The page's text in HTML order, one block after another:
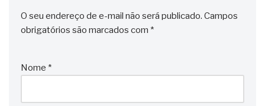
O seu endereço de e-mail não será publicado. Campos
obrigatórios são marcados com *
Nome *